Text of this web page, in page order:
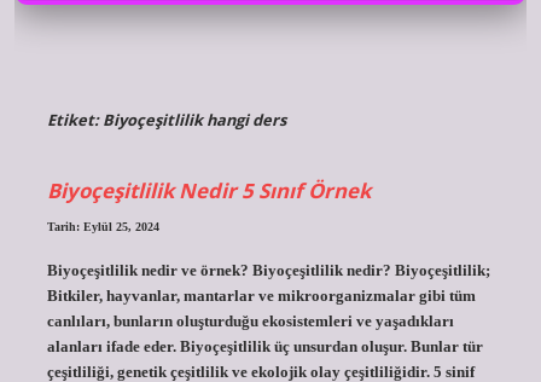
Etiket:Biyoçeşitlilik hangi ders
Biyoçeşitlilik Nedir 5 Sınıf Örnek
Tarih: Eylül 25, 2024
Biyoçeşitlilik nedir ve örnek? Biyoçeşitlilik nedir? Biyoçeşitlilik;
Bitkiler, hayvanlar, mantarlar ve mikroorganizmalar gibi tüm
canlıları, bunların oluşturduğu ekosistemleri ve yaşadıkları
alanları ifade eder. Biyoçeşitlilik üç unsurdan oluşur. Bunlar tür
çeşitliliği, genetik çeşitlilik ve ekolojik olay çeşitliliğidir. 5 sinif